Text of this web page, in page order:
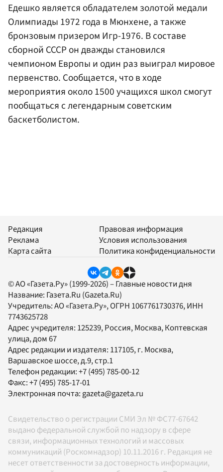
Едешко является обладателем золотой медали
Олимпиады 1972 года в Мюнхене, а также
бронзовым призером Игр-1976. В составе
сборной СССР он дважды становился
чемпионом Европы и один раз выиграл мировое
первенство. Сообщается, что в ходе
мероприятия около 1500 учащихся школ смогут
пообщаться с легендарным советским
баскетболистом.
Редакция
Реклама
Карта сайта
Правовая информация
Условия использования
Политика конфиденциальности
© АО «Газета.Ру» (1999-2026) – Главные новости дня
Название: Газета.Ru (Gazeta.Ru)
Учредитель:АО «Газета.Ру», ОГРН 1067761730376, ИНН
7743625728
Адрес учредителя: 125239, Россия, Москва, Коптевская
улица, дом 67
Адрес редакции и издателя: 117105, г. Москва,
Варшавское шоссе, д.9, стр.1
Телефон редакции:+7 (495) 785-00-12
Факс:+7 (495) 785-17-01
Электронная почта:gazeta@gazeta.ru
Свидетельство о регистрации СМИ Эл № ФС77-67642
выдано федеральной службой по надзору в сфере
связи, информационных технологий и массовых
коммуникаций (Роскомнадзор) 10.11.2016 г. Редакция не
несет ответственности за достоверность информации,